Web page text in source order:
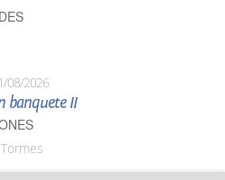
08/2026
banquete II